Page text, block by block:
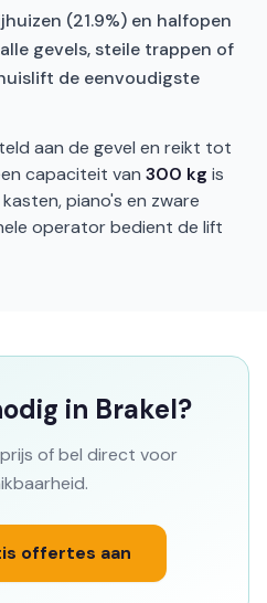
(21.9%) en halfopen
gevels, steile trappen of
de eenvoudigste
aan de gevel en reikt tot
capaciteit van 300 kg is
piano's en zware
operator bedient de lift
in Brakel?
of bel direct voor
offertes aan